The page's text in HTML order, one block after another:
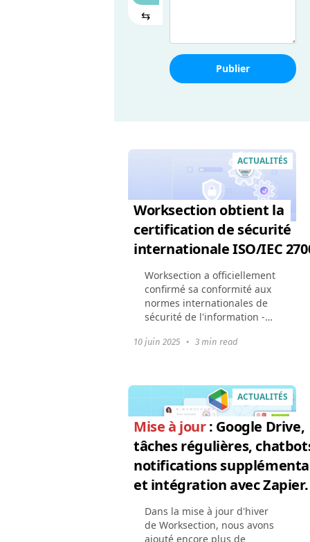
⇆
Publier
ACTUALITÉS
Worksection obtient la
certification de sécurité
internationale ISO/IEC
Worksection a officiellement
confirmé sa conformité aux
normes internationales de
sécurité de l'information -
certificat ISO/IEC
10 juin 2025 • 3 min read
ACTUALITÉS
Mise à jour: Google Drive,
tâches régulières,
notifications
et intégration avec Zapier.
Dans la mise à jour d'hiver
de Worksection, nous avons
ajouté encore plus de